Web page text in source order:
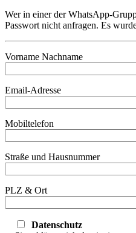
Wer in einer der WhatsApp-
Passwort nicht anfragen. Es
Vorname Nachname
Email-Adresse
Mobiltelefon
Straße und Hausnummer
PLZ & Ort
Datenschutz